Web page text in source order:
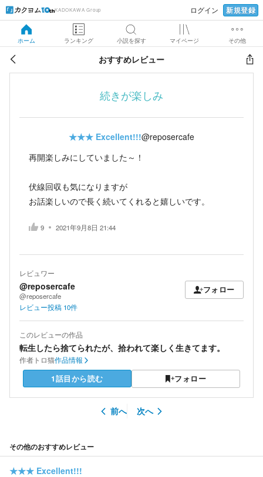
KADOKAWA Group ログイン 新規登録
ホーム ランキング 小説を探す マイページ その他
おすすめレビュー
続きが楽しみ
★★★ Excellent!!!@reposercafe
再開楽しみにしていました～！
伏線回収も気になりますが
お話楽しいので長く続いてくれると嬉しいです。
9 2021年9月8日 21:44
レビュワー
@reposercafe
@reposercafe
フォロー
レビュー投稿 10件
このレビューの作品
転生したら捨てられたが、拾われて楽しく生きてます。
作者 トロ猫作品情報
1話目から読む フォロー
前へ 次へ
その他のおすすめレビュー
★★★ Excellent!!!